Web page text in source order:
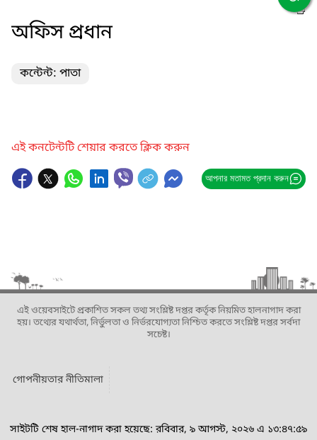
অফিস প্রধান
কন্টেন্ট: পাতা
এই কনটেন্টটি শেয়ার করতে ক্লিক করুন
আপনার মতামত প্রদান করুন
এই ওয়েবসাইটে প্রকাশিত সকল তথ্য সংশ্লিষ্ট দপ্তর কর্তৃক নিয়মিত হালনাগাদ করা
হয়। তথ্যের যথার্থতা, নির্ভুলতা ও নির্ভরযোগ্যতা নিশ্চিত করতে সংশ্লিষ্ট দপ্তর সর্বদা
সচেষ্ট।
গোপনীয়তার নীতিমালা
সাইটটি শেষ হাল-নাগাদ করা হয়েছে: রবিবার, ৯ আগস্ট, ২০২৬ এ ১৩:৪৭:৫৯